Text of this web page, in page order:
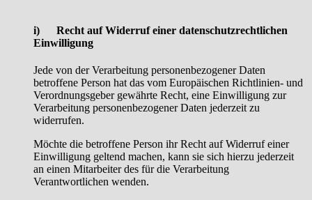
i) Recht auf Widerruf einer datenschutzrechtlichen
Einwilligung
Jede von der Verarbeitung personenbezogener Daten
betroffene Person hat das vom Europäischen Richtlinien- und
Verordnungsgeber gewährte Recht, eine Einwilligung zur
Verarbeitung personenbezogener Daten jederzeit zu
widerrufen.
Möchte die betroffene Person ihr Recht auf Widerruf einer
Einwilligung geltend machen, kann sie sich hierzu jederzeit
an einen Mitarbeiter des für die Verarbeitung
Verantwortlichen wenden.